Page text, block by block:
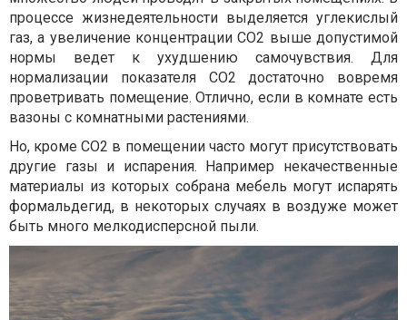
процессе жизнедеятельности выделяется углекислый
газ, а увеличение концентрации СО2 выше допустимой
нормы ведет к ухудшению самочувствия. Для
нормализации показателя СО2 достаточно вовремя
проветривать помещение. Отлично, если в комнате есть
вазоны с комнатными растениями.
Но, кроме CO2 в помещении часто могут присутствовать
другие газы и испарения. Например некачественные
материалы из которых собрана мебель могут испарять
формальдегид, в некоторых случаях в воздуже может
быть много мелкодисперсной пыли.